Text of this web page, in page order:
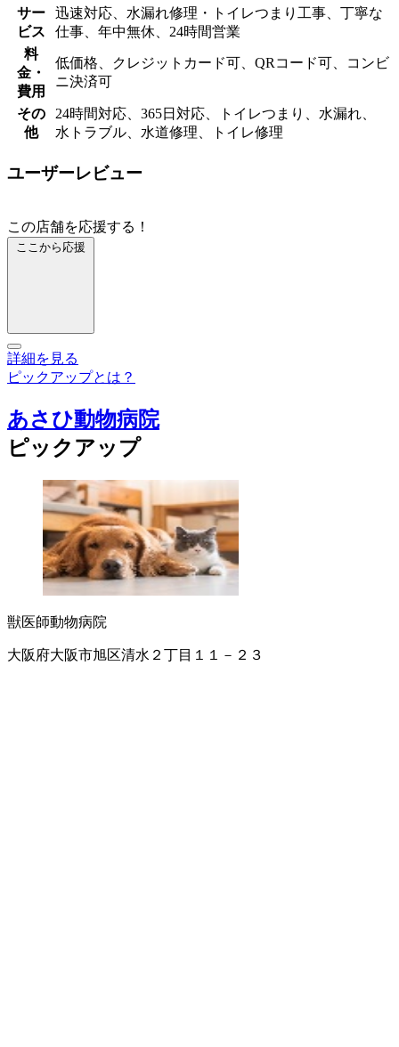
サー
ビス
迅速対応、水漏れ修理・トイレつまり工事、丁寧な
仕事、年中無休、24時間営業
料
金・
費用
低価格、クレジットカード可、QRコード可、コンビ
ニ決済可
その
他
24時間対応、365日対応、トイレつまり、水漏れ、
水トラブル、水道修理、トイレ修理
ユーザーレビュー
この店舗を応援する！
ここから応援
詳細を見る
ピックアップとは？
あさひ動物病院
ピックアップ
獣医師動物病院
大阪府大阪市旭区清水２丁目１１－２３